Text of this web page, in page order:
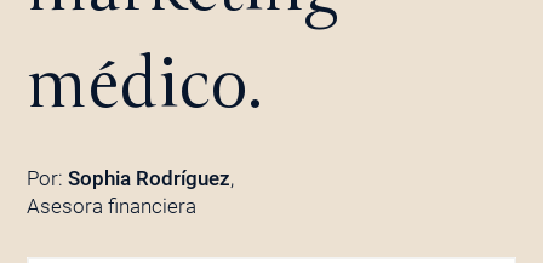
médico.
Por: Sophia Rodríguez,
Asesora financiera